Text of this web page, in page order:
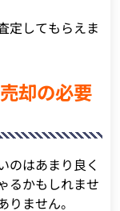
定してもらえま
却の必要
のはあまり良く
るかもしれませ
ません。